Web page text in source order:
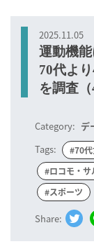
2025.11.05
運動機能
70代よ
を調査（
Category: デ
Tags:
#70
#ロコモ・サ
#スポーツ
Share: